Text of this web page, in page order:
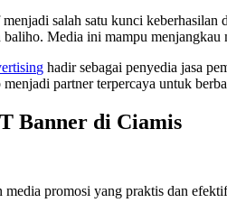
salah satu kunci
Media ini mampu menjangkau
hadir sebagai penyedia jasa
partner terpercaya untuk
Banner di Ciamis
media promosi yang praktis dan